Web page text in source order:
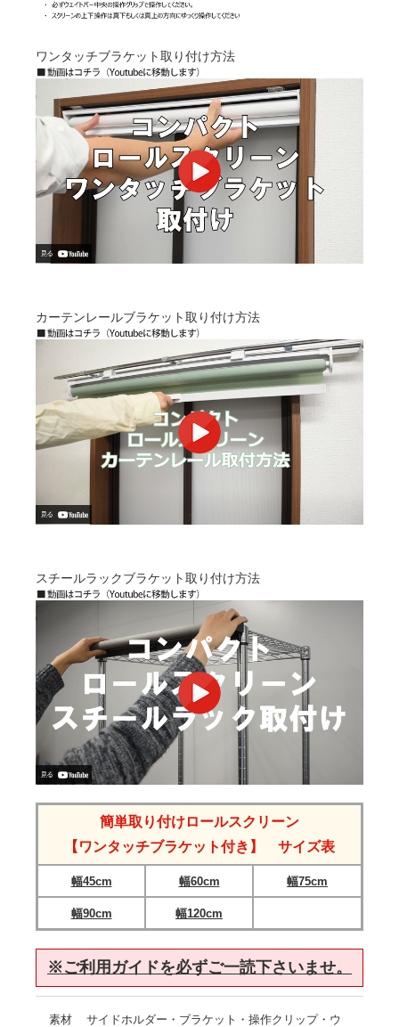
ワンタッチブラケット取り付け方法
カーテンレールブラケット取り付け方法
スチールラックブラケット取り付け方法
簡単取り付けロールスクリーン
【ワンタッチブラケット付き】 サイズ表
幅45cm 幅60cm 幅75cm
幅90cm 幅120cm
※ご利用ガイドを必ずご一読下さいませ。
素材
サイドホルダー・ブラケット・操作クリップ・ウ